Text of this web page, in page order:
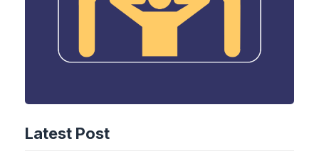
Latest Post